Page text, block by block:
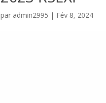
par admin2995 | Fév 8, 2024